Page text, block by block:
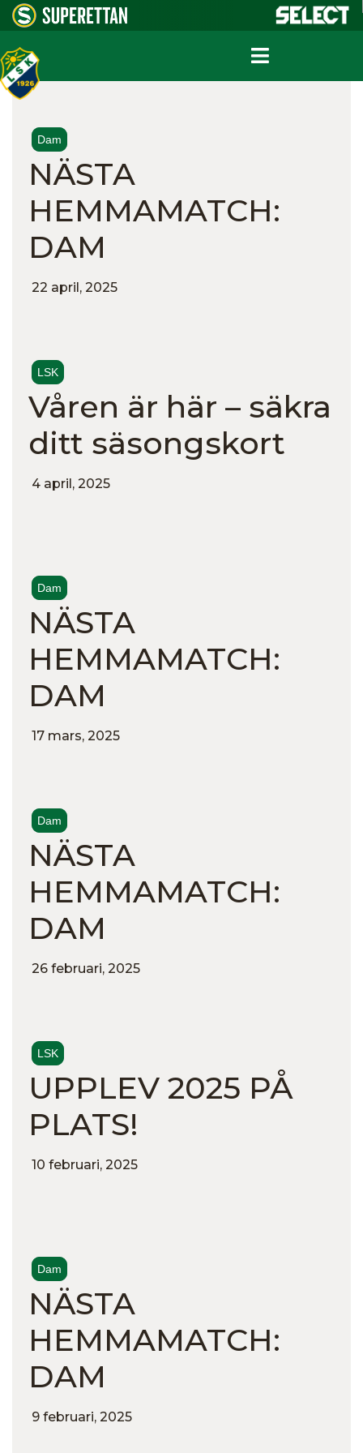
Dam
NÄSTA
HEMMAMATCH:
DAM
22 april, 2025
LSK
Våren är här – säkra
ditt säsongskort
4 april, 2025
Dam
NÄSTA
HEMMAMATCH:
DAM
17 mars, 2025
Dam
NÄSTA
HEMMAMATCH:
DAM
26 februari, 2025
LSK
UPPLEV 2025 PÅ
PLATS!
10 februari, 2025
Dam
NÄSTA
HEMMAMATCH:
DAM
9 februari, 2025